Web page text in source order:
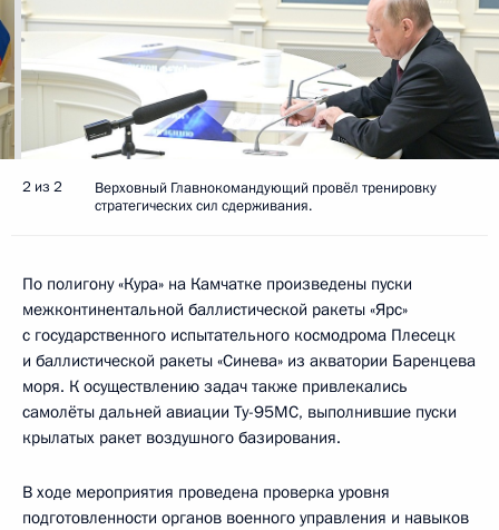
2 из 2
Верховный Главнокомандующий провёл тренировку
стратегических сил сдерживания.
По полигону «Кура» на Камчатке произведены пуски
межконтинентальной баллистической ракеты «Ярс»
с государственного испытательного космодрома Плесецк
и баллистической ракеты «Синева» из акватории Баренцева
моря. К осуществлению задач также привлекались
самолёты дальней авиации Ту-95МС, выполнившие пуски
крылатых ракет воздушного базирования.
В ходе мероприятия проведена проверка уровня
подготовленности органов военного управления и навыков